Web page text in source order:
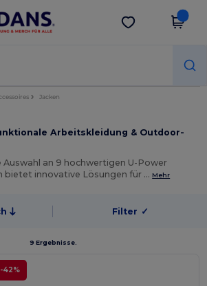
in der App!
App holen
Jacken
Arbeitskleidung & Outdoor-
Auswahl an 9 hochwertigen U-Power
bietet innovative Lösungen für … Mehr
Filter ✓
9 Ergebnisse.
-42%